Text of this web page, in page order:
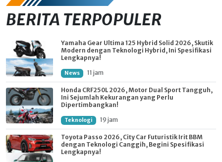
BERITA TERPOPULER
Yamaha Gear Ultima 125 Hybrid Solid 2026, Skutik
Modern dengan Teknologi Hybrid, Ini Spesifikasi
Lengkapnya!
News 11 jam
Honda CRF250L 2026, Motor Dual Sport Tangguh,
Ini Sejumlah Kekurangan yang Perlu
Dipertimbangkan!
Teknologi 19 jam
Toyota Passo 2026, City Car Futuristik Irit BBM
dengan Teknologi Canggih, Begini Spesifikasi
Lengkapnya!